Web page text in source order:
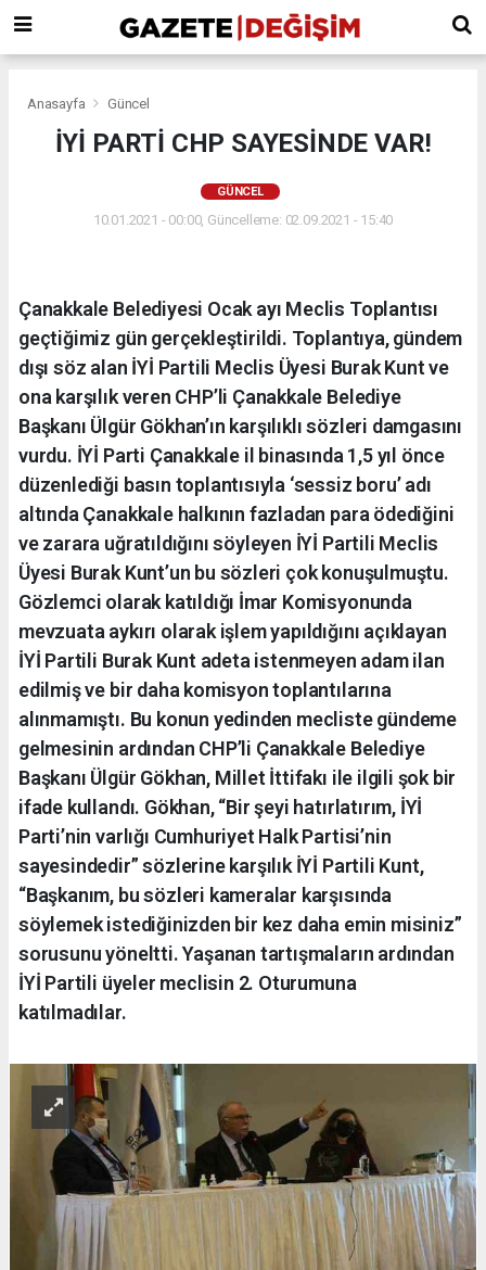
Anasayfa Güncel
İYİ PARTİ CHP SAYESİNDE VAR!
GÜNCEL
10.01.2021 - 00:00, Güncelleme: 02.09.2021 - 15:40
Çanakkale Belediyesi Ocak ayı Meclis Toplantısı
geçtiğimiz gün gerçekleştirildi. Toplantıya, gündem
dışı söz alan İYİ Partili Meclis Üyesi Burak Kunt ve
ona karşılık veren CHP’li Çanakkale Belediye
Başkanı Ülgür Gökhan’ın karşılıklı sözleri damgasını
vurdu. İYİ Parti Çanakkale il binasında 1,5 yıl önce
düzenlediği basın toplantısıyla ‘sessiz boru’ adı
altında Çanakkale halkının fazladan para ödediğini
ve zarara uğratıldığını söyleyen İYİ Partili Meclis
Üyesi Burak Kunt’un bu sözleri çok konuşulmuştu.
Gözlemci olarak katıldığı İmar Komisyonunda
mevzuata aykırı olarak işlem yapıldığını açıklayan
İYİ Partili Burak Kunt adeta istenmeyen adam ilan
edilmiş ve bir daha komisyon toplantılarına
alınmamıştı. Bu konun yedinden mecliste gündeme
gelmesinin ardından CHP’li Çanakkale Belediye
Başkanı Ülgür Gökhan, Millet İttifakı ile ilgili şok bir
ifade kullandı. Gökhan, “Bir şeyi hatırlatırım, İYİ
Parti’nin varlığı Cumhuriyet Halk Partisi’nin
sayesindedir” sözlerine karşılık İYİ Partili Kunt,
“Başkanım, bu sözleri kameralar karşısında
söylemek istediğinizden bir kez daha emin misiniz”
sorusunu yöneltti. Yaşanan tartışmaların ardından
İYİ Partili üyeler meclisin 2. Oturumuna
katılmadılar.